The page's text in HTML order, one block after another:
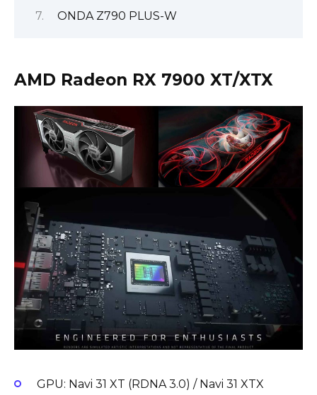
ONDA Z790 PLUS-W
AMD Radeon RX 7900 XT/XTX
GPU: Navi 31 XT (RDNA 3.0) / Navi 31 XTX